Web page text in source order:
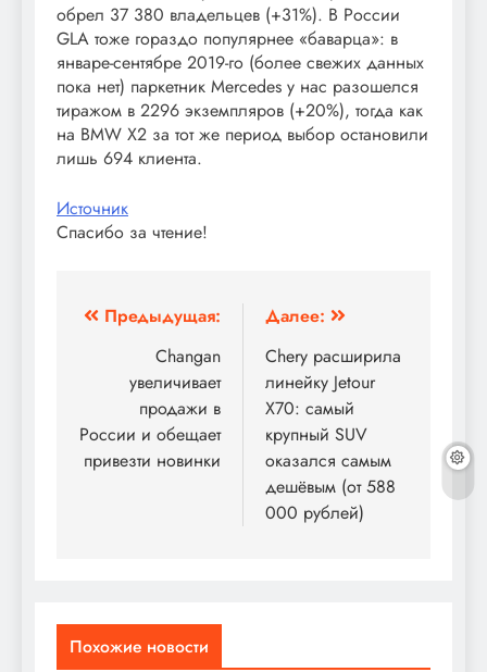
обрел 37 380 владельцев (+31%). В России
GLA тоже гораздо популярнее «баварца»: в
январе-сентябре 2019-го (более свежих данных
пока нет) паркетник Mercedes у нас разошелся
тиражом в 2296 экземпляров (+20%), тогда как
на BMW X2 за тот же период выбор остановили
лишь 694 клиента.
Источник
Спасибо за чтение!
Навигация
записям
Предыдущая:
Changan
увеличивает
продажи в
России и обещает
привезти новинки
Далее:
Chery расширила
линейку Jetour
X70: самый
крупный SUV
оказался самым
дешёвым (от 588
000 рублей)
Похожие новости